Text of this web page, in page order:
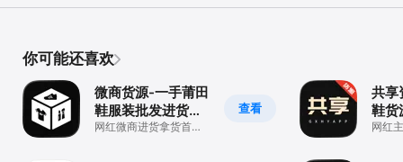
你可能还喜欢
查看
微商货源-一手莆田
鞋服装批发进货采
购货源平台
网红微商进货拿货首选
共享
鞋货
网红